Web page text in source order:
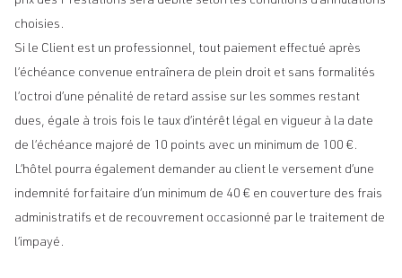
choisies.
Si le Client est un professionnel, tout paiement effectué après
l’échéance convenue entraînera de plein droit et sans formalités
l’octroi d’une pénalité de retard assise sur les sommes restant
dues, égale à trois fois le taux d’intérêt légal en vigueur à la date
de l’échéance majoré de 10 points avec un minimum de 100 €.
L’hôtel pourra également demander au client le versement d’une
indemnité forfaitaire d’un minimum de 40 € en couverture des frais
administratifs et de recouvrement occasionné par le traitement de
l’impayé.